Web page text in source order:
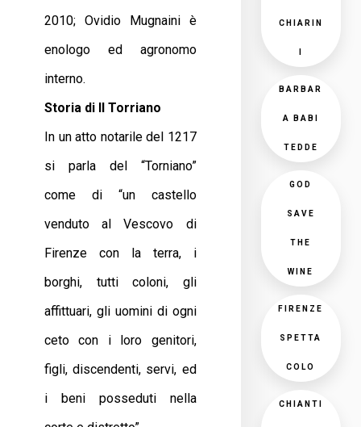
2010; Ovidio Mugnaini è
enologo ed agronomo
interno.
Storia di Il Torriano
In un atto notarile del 1217
si parla del “Torniano”
come di “un castello
venduto al Vescovo di
Firenze con la terra, i
borghi, tutti coloni, gli
affittuari, gli uomini di ogni
ceto con i loro genitori,
figli, discendenti, servi, ed
i beni posseduti nella
CHIARIN
BARBAR
A BABI
TEDDE
GOD
SAVE
THE
WINE
FIRENZE
SPETTA
COLO
CHIANTI